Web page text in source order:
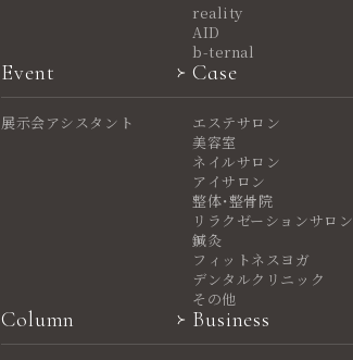
reality
AID
b-ternal
Event
展示会アシスタント
Case
エステサロン
美容室
ネイルサロン
アイサロン
整体・整骨院
リラクゼーションサロン
鍼灸
フィットネスヨガ
デンタルクリニック
その他
Column Business